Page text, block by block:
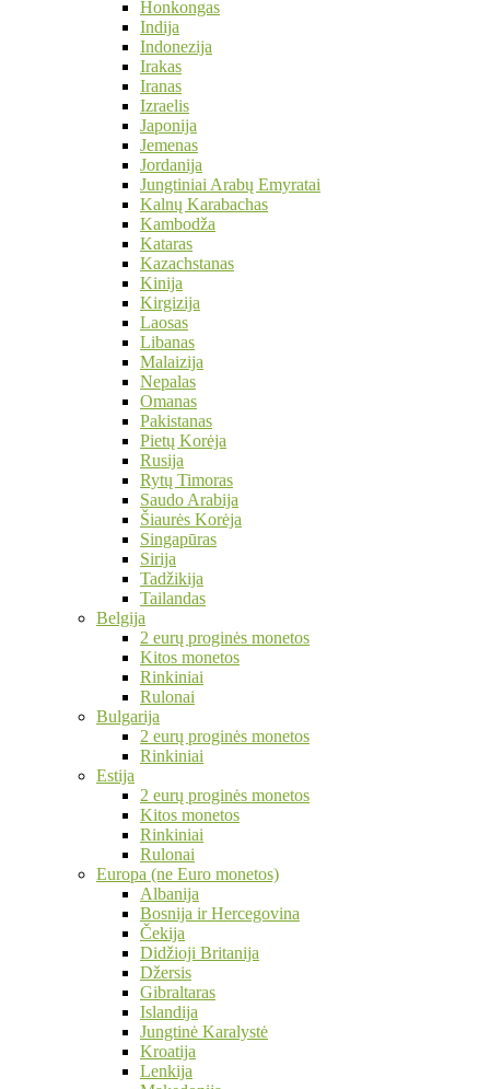
Honkongas
Indija
Indonezija
Irakas
Iranas
Izraelis
Japonija
Jemenas
Jordanija
Jungtiniai Arabų Emyratai
Kalnų Karabachas
Kambodža
Kataras
Kazachstanas
Kinija
Kirgizija
Laosas
Libanas
Malaizija
Nepalas
Omanas
Pakistanas
Pietų Korėja
Rusija
Rytų Timoras
Saudo Arabija
Šiaurės Korėja
Singapūras
Sirija
Tadžikija
Tailandas
Belgija
2 eurų proginės monetos
Kitos monetos
Rinkiniai
Rulonai
Bulgarija
2 eurų proginės monetos
Rinkiniai
Estija
2 eurų proginės monetos
Kitos monetos
Rinkiniai
Rulonai
Europa (ne Euro monetos)
Albanija
Bosnija ir Hercegovina
Čekija
Didžioji Britanija
Džersis
Gibraltaras
Islandija
Jungtinė Karalystė
Kroatija
Lenkija